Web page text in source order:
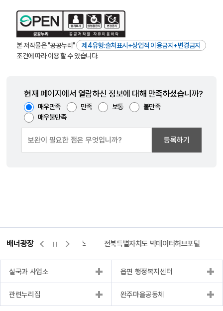
본 저작물은 "공공누리"
제4유형:출처표시+상업적 이용금지+변경금지
조건에 따라 이용 할 수 있습니다.
현재 페이지에서 열람하신 정보에 대해 만족하셨습니까?
매우만족 만족 보통
불만족
매우불만족
등록하기
배너광장
량바로처리센터 위택스 전북특별자치도 빅데이터허브포털
실국과 사업소 읍면 행정복지센터
관련누리집 완주마을공동체